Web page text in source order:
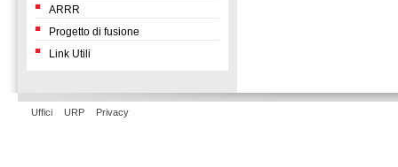
ARRR
Progetto di fusione
Link Utili
Uffici URP Privacy